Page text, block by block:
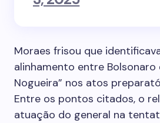
Moraes frisou que
alinhamento entre Bolsonaro
Nogueira” nos atos
Entre os pontos citados, o
atuação do general na